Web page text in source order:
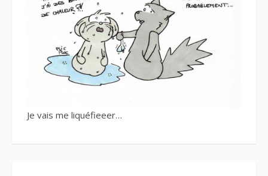
Je vais me liquéfieeer…